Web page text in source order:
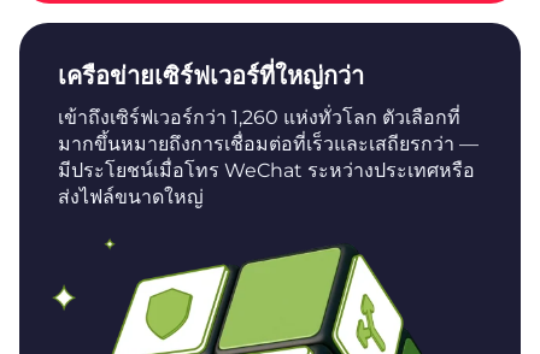
เครือข่ายเซิร์ฟเวอร์ที่ใหญ่กว่า
เข้าถึงเซิร์ฟเวอร์กว่า 1,260 แห่งทั่วโลก ตัวเลือกที่
มากขึ้นหมายถึงการเชื่อมต่อที่เร็วและเสถียรกว่า —
มีประโยชน์เมื่อโทร WeChat ระหว่างประเทศหรือ
ส่งไฟล์ขนาดใหญ่